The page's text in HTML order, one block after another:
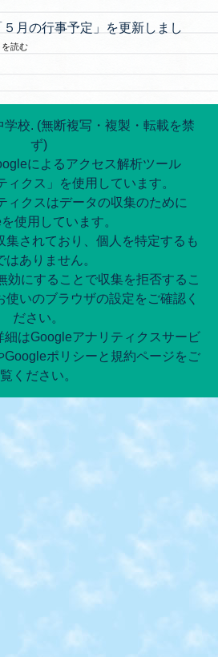
５月の行事予定」を更新しまし
を読む
校. (無断複写・複製・転載を禁
ず)
によるアクセス解析ツール
ィクス」を使用しています。
ィクスはデータの収集のために
使用しています。
集されており、個人を特定するも
はありません。
効にすることで収集を拒否するこ
使いのブラウザの設定をご確認く
ださい。
細はGoogleアナリティクスサービ
Googleポリシーと規約ページをご
覧ください。